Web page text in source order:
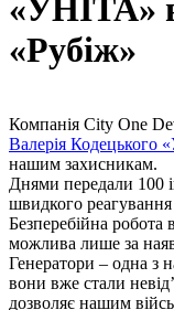
«УНІТА»
«Рубіж»
Компанія City One
Валерія Кодецького
нашим захисникам.
Днями передали 100
швидкого реагування
Безперебійна робота
можлива лише за
Генератори – одна з
вони вже стали
дозволяє нашим